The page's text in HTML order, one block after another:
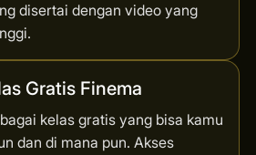
disertai dengan video yang
Gratis Finema
kelas gratis yang bisa kamu
dan di mana pun. Akses